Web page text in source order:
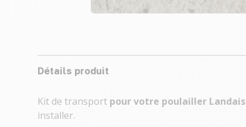
Détails produit
Kit de transport pour votre poulailler Landais
installer.